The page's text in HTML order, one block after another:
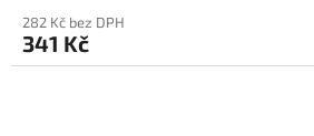
282 Kč bez DPH
341 Kč